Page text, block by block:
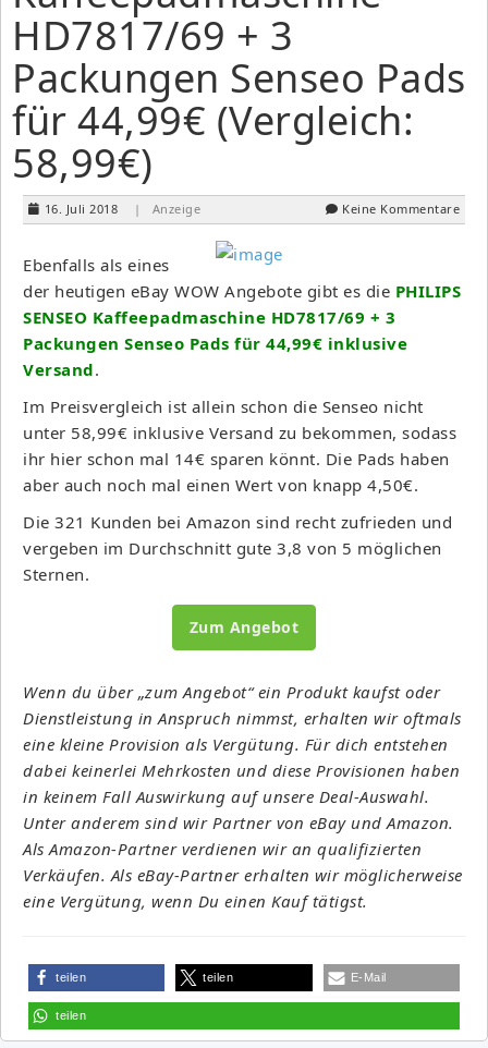
HD7817/69 + 3
Packungen Senseo Pads
für 44,99€ (Vergleich:
58,99€)
16. Juli 2018 | Anzeige Keine Kommentare
Ebenfalls als eines
der heutigen eBay WOW Angebote gibt es die PHILIPS
SENSEO Kaffeepadmaschine HD7817/69 + 3
Packungen Senseo Pads für 44,99€ inklusive
Versand.
Im Preisvergleich ist allein schon die Senseo nicht
unter 58,99€ inklusive Versand zu bekommen, sodass
ihr hier schon mal 14€ sparen könnt. Die Pads haben
aber auch noch mal einen Wert von knapp 4,50€.
Die 321 Kunden bei Amazon sind recht zufrieden und
vergeben im Durchschnitt gute 3,8 von 5 möglichen
Sternen.
Zum Angebot
Wenn du über „zum Angebot“ ein Produkt kaufst oder
Dienstleistung in Anspruch nimmst, erhalten wir oftmals
eine kleine Provision als Vergütung. Für dich entstehen
dabei keinerlei Mehrkosten und diese Provisionen haben
in keinem Fall Auswirkung auf unsere Deal-Auswahl.
Unter anderem sind wir Partner von eBay und Amazon.
Als Amazon-Partner verdienen wir an qualifizierten
Verkäufen. Als eBay-Partner erhalten wir möglicherweise
eine Vergütung, wenn Du einen Kauf tätigst.
teilen teilen E-Mail
teilen